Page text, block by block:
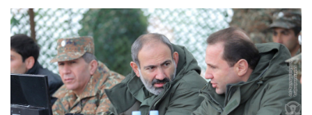
զորավարժություններ անկացնել, գնել նոր
զինատեսակներ, ինչպես նաև ընդլայնել ռազմական
կապերը Թուրքիայի, Պակիստանի, Իսրայելի հետ, այսօր
էլ ռազմական համագործակցության հուշագիր
ստորագրվեց Սաուդյան Արաբիայի հետ: Ինչ
վերաբերում է հայկական կողմերին, ապա ՀՀ-ն ու
Արցախը շարունակում են ամրապնդել առաջնագիծն ու
փորձում ամրապնդել նաև թիկունքը: Այդ
համատեքստում կարելի է դիտարկել նաև Նիկոլ
Փաշինյանի այցը Գյումրիի ռուսական 102-րդ
ռազմաբազա: Դա մեսիջ է թե’ Մոսկվային, որ հայ-